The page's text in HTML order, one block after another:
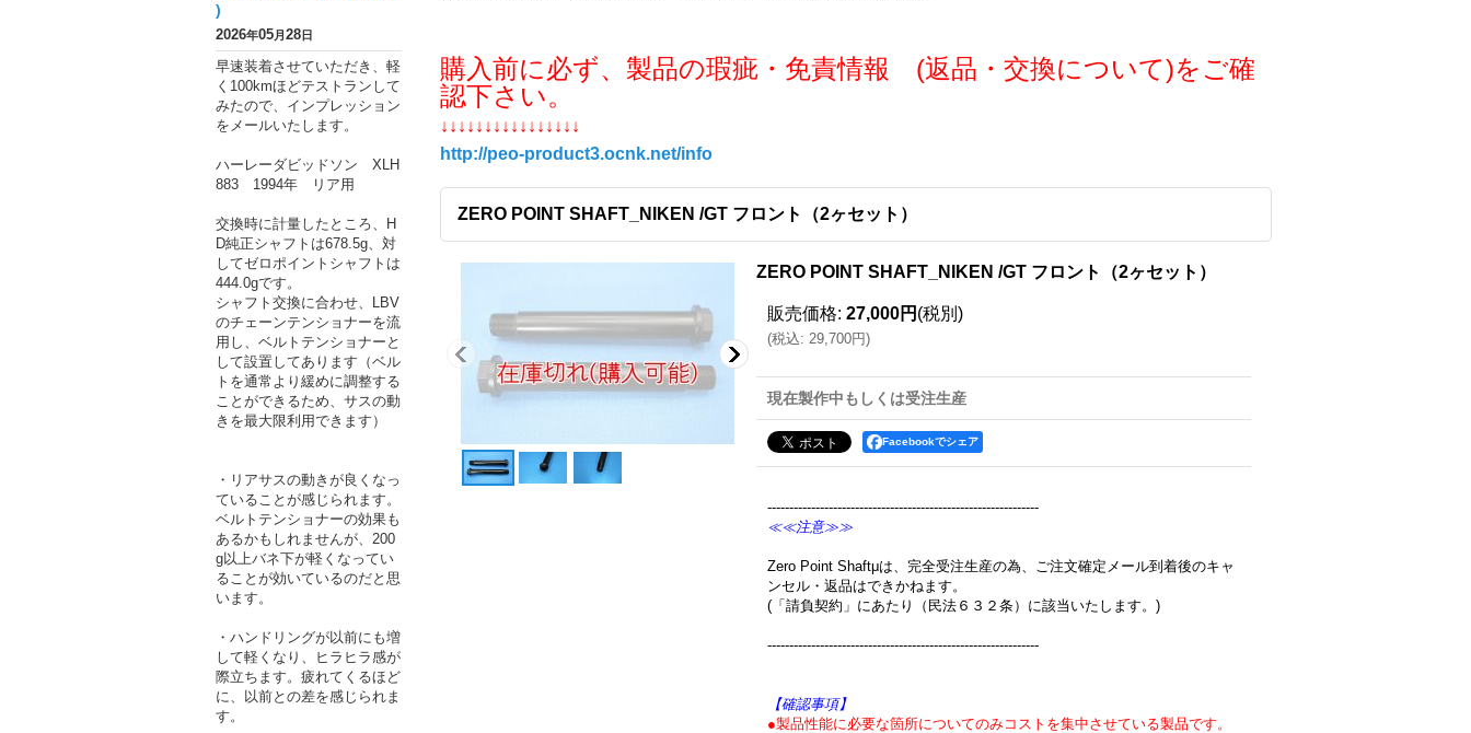
)
2026年05月28日
早速装着させていただき、軽
く100kmほどテストランして
みたので、インプレッション
をメールいたします。
ハーレーダビッドソン XLH
883 1994年 リア用
交換時に計量したところ、H
D純正シャフトは678.5g、対
してゼロポイントシャフトは
444.0gです。
シャフト交換に合わせ、LBV
のチェーンテンショナーを流
用し、ベルトテンショナーと
して設置してあります（ベル
トを通常より緩めに調整する
ことができるため、サスの動
きを最大限利用できます）
・リアサスの動きが良くなっ
ていることが感じられます。
ベルトテンショナーの効果も
あるかもしれませんが、200
g以上バネ下が軽くなってい
ることが効いているのだと思
います。
・ハンドリングが以前にも増
して軽くなり、ヒラヒラ感が
際立ちます。疲れてくるほど
に、以前との差を感じられま
す。
購入前に必ず、製品の瑕疵・免責情報 (返品・交換について)をご確
認下さい。
↓↓↓↓↓↓↓↓↓↓↓↓↓↓↓↓
http://peo-product3.ocnk.net/info
ZERO POINT SHAFT_NIKEN /GT フロント（2ヶセット）
ZERO POINT SHAFT_NIKEN /GT フロント（2ヶセット）
販売価格: 27,000円 (税別)
(税込: 29,700円)
現在製作中もしくは受注生産
Facebookでシェア
--------------------------------------------------------------
≪≪注意≫≫
Zero Point Shaftμは、完全受注生産の為、ご注文確定メール到着後のキャ
ンセル・返品はできかねます。
(「請負契約」にあたり（民法６３２条）に該当いたします。)
--------------------------------------------------------------
【確認事項】
●製品性能に必要な箇所についてのみコストを集中させている製品です。